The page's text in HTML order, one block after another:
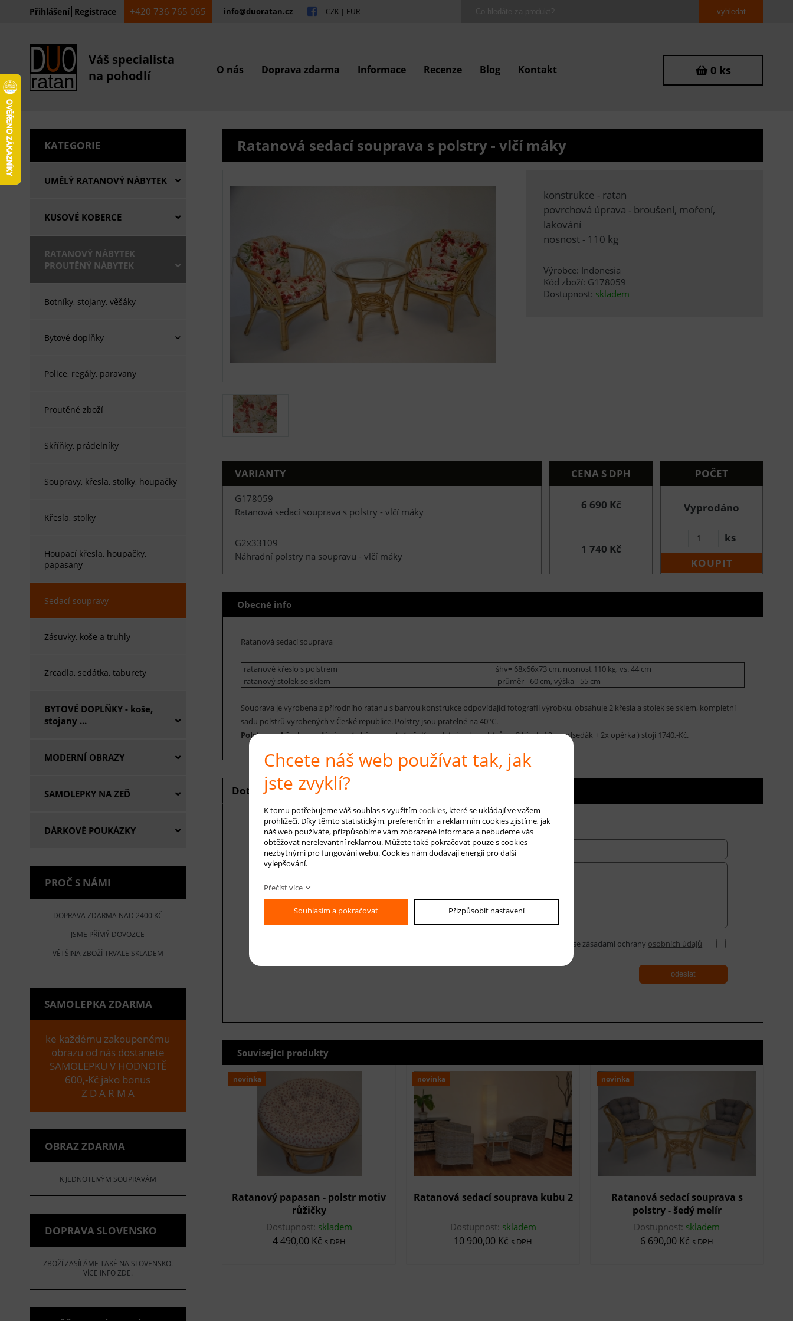
Přihlášení Registrace +420 736 765 065 info@duoratan.cz CZK | EUR
Váš specialista
na pohodlí
O nás Doprava zdarma Informace Recenze Blog Kontakt 0 ks
KATEGORIE
UMĚLÝ RATANOVÝ NÁBYTEK
KUSOVÉ KOBERCE
RATANOVÝ NÁBYTEK
PROUTĚNÝ NÁBYTEK
Botníky, stojany, věšáky
Bytové doplňky
Police, regály, paravany
Proutěné zboží
Skříňky, prádelníky
Soupravy, křesla, stolky, houpačky
Křesla, stolky
Houpací křesla, houpačky,
papasany
Sedací soupravy
Zásuvky, koše a truhly
Zrcadla, sedátka, taburety
BYTOVÉ DOPLŇKY - koše,
stojany ...
MODERNÍ OBRAZY
SAMOLEPKY NA ZEĎ
DÁRKOVÉ POUKÁZKY
PROČ S NÁMI
DOPRAVA ZDARMA NAD 2400 KČ
JSME PŘÍMÝ DOVOZCE
VĚTŠINA ZBOŽÍ TRVALE SKLADEM
SAMOLEPKA ZDARMA
ke každému zakoupenému
obrazu od nás dostanete
SAMOLEPKU V HODNOTĚ
600,-Kč jako bonus
Z D A R M A
OBRAZ ZDARMA
K JEDNOTLIVÝM SOUPRAVÁM
DOPRAVA SLOVENSKO
ZBOŽÍ ZASÍLÁME TAKÉ NA SLOVENSKO.
VÍCE INFO ZDE.
Ratanová sedací souprava s polstry - vlčí máky
konstrukce - ratan
povrchová úprava - broušení, moření,
lakování
nosnost - 110 kg
Výrobce: Indonesia
Kód zboží: G178059
Dostupnost: skladem
VARIANTY CENA S DPH POČET
G178059
Ratanová sedací souprava s polstry - vlčí máky
6 690 Kč Vyprodáno
G2x33109
Náhradní polstry na soupravu - vlčí máky
1 740 Kč
ks
KOUPIT
Obecné info
Ratanová sedací souprava
ratanové křeslo s polstrem
šhv= 68x66x73 cm, nosnost 110 kg, vs. 44 cm
ratanový stolek se sklem
průměr= 60 cm, výška= 55 cm
Souprava je vyrobena z přírodního ratanu s barvou konstrukce odpovídající fotografii výrobku, obsahuje 2 křesla a stolek se sklem, kompletní
sadu polstrů vyrobených v České republice. Polstry jsou pratelné na 40°C.
Polstry na křesla prodáváme také samostatně.Kompletní sada polstrů na 2 křesla ( 2x podsedák + 2x opěrka ) stojí 1740,-Kč.
Dotaz na produkt
E-mail *
Váš dotaz
Souhlasím se zásadami ochrany osobních údajů
odeslat
Související produkty
novinka
Ratanový papasan - polstr motiv
růžičky
Dostupnost: skladem
4 490,00 Kč s DPH
novinka
Ratanová sedací souprava kubu 2
Dostupnost: skladem
10 900,00 Kč s DPH
novinka
Ratanová sedací souprava s
polstry - šedý melír
Dostupnost: skladem
6 690,00 Kč s DPH
Chcete náš web používat tak, jak
jste zvyklí?
K tomu potřebujeme váš souhlas s využitím cookies, které se ukládají ve vašem
prohlížeči. Díky těmto statistickým, preferenčním a reklamním cookies zjistíme, jak
náš web používáte, přizpůsobíme vám zobrazené informace a nebudeme vás
obtěžovat nerelevantní reklamou. Můžete také pokračovat pouze s cookies
nezbytnými pro fungování webu. Cookies nám dodávají energii pro další
vylepšování.
Přečíst více
Souhlasím a pokračovat Přizpůsobit nastavení